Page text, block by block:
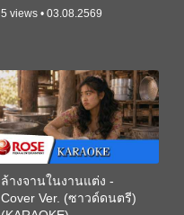
5 views • 03.08.2569
ล้างจานในงานแต่ง -
Cover Ver. (ซาวด์ดนตรี)